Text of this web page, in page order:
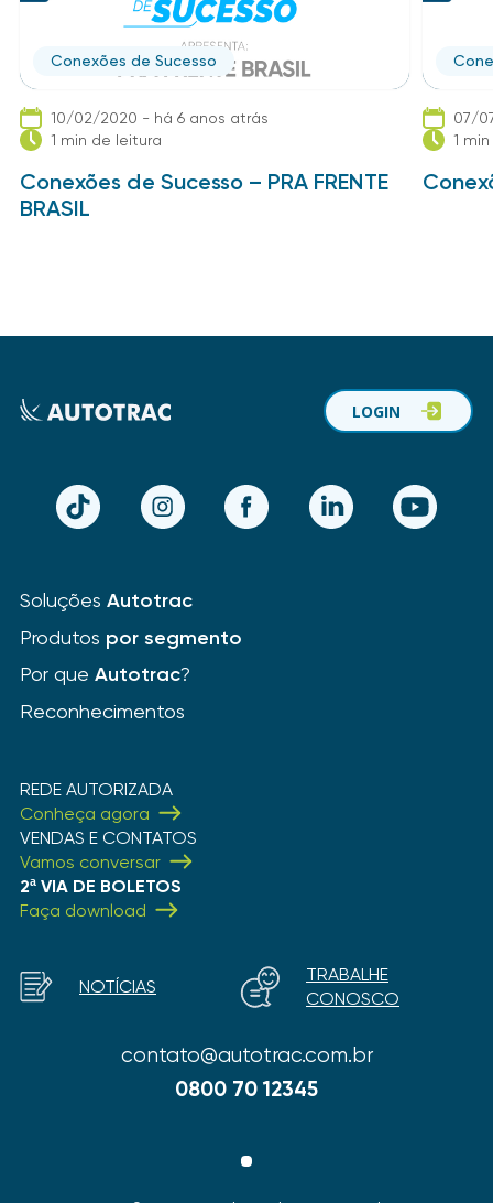
Conexões de Sucesso
10/02/2020 - há 6 anos atrás
1 min de leitura
Conexões de Sucesso – PRA FRENTE
BRASIL
07/
1
TikTok Instagram Facebook LinkedIn YouTube
LOGIN
Soluções Autotrac
Produtos por segmento
Por que Autotrac?
Reconhecimentos
REDE AUTORIZADA
Conheça agora
VENDAS E CONTATOS
Vamos conversar
2ª VIA DE BOLETOS
Faça download
contato@autotrac.com.br
0800 70 12345
NOTÍCIAS
TRABALHE
CONOSCO